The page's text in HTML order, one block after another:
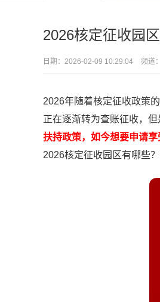
2026核定征收园
日期： 2026-02-09 10:29:04 频道：
2026年随着核定征收政策
正在逐渐转为查账征收，
扶持政策，如今想要申请
2026核定征收园区有哪些？